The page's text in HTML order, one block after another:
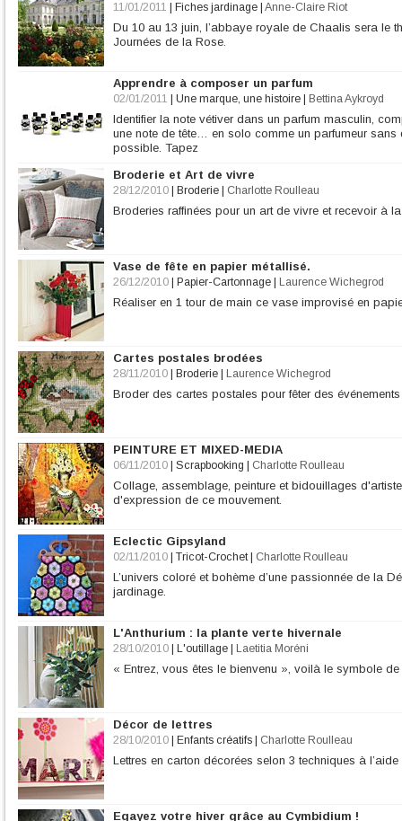
11/01/2011 Fiches jardinage Anne-Claire Riot
Du 10 au 13 juin, l’abbaye royale de Chaalis sera le
Journées de la Rose.
Apprendre à composer un parfum
02/01/2011 Une marque, une histoire Bettina Aykroyd
Identifier la note vétiver dans un parfum masculin,
une note de tête… en solo comme un parfumeur
possible. Tapez
Broderie et Art de vivre
28/12/2010 Broderie Charlotte Roulleau
Broderies raffinées pour un art de vivre et recevoir à
Vase de fête en papier métallisé.
26/12/2010 Papier-Cartonnage Laurence Wichegrod
Réaliser en 1 tour de main ce vase improvisé en
Cartes postales brodées
28/11/2010 Broderie Laurence Wichegrod
Broder des cartes postales pour fêter des événements
PEINTURE ET MIXED-MEDIA
06/11/2010 Scrapbooking Charlotte Roulleau
Collage, assemblage, peinture et bidouillages
d'expression de ce mouvement.
Eclectic Gipsyland
02/11/2010 Tricot-Crochet| Charlotte Roulleau
L’univers coloré et bohème d’une passionnée de la
jardinage.
L'Anthurium : la plante verte hivernale
28/10/2010 L'outillage Laetitia Moréni
« Entrez, vous êtes le bienvenu », voilà le symbole de
Décor de lettres
28/10/2010 Enfants créatifs Charlotte Roulleau
Lettres en carton décorées selon 3 techniques à
Egayez votre hiver grâce au Cymbidium !